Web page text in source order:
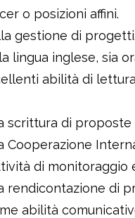
o posizioni affini.
gestione di progetti.
lingua inglese, sia
abilità di
scrittura di
Cooperazione
di monitoraggio
rendicontazione di
abilità